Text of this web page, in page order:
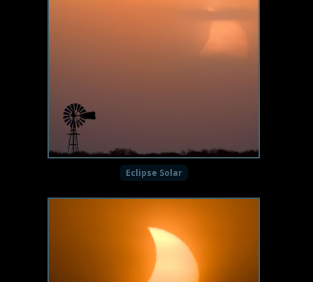
Eclipse Solar